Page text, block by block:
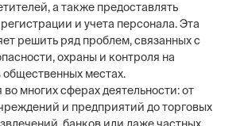
а также предоставлять
и учета персонала. Эта
решить ряд проблем, связанных с
охраны и контроля на
местах.
многих сферах деятельности: от
и предприятий до торговых